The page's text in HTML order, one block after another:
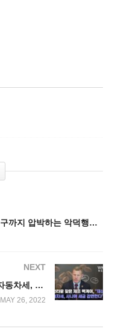
빚추심 회사들 가족, 친구까지 압박하는 악덕행위로 철퇴
NEXT
한인타운 찾은 제프 맥케이, “재산세, 자동차세, 시니어 세금 감면한다”
MAY 26, 2022